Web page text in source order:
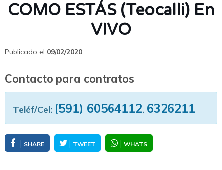
COMO ESTÁS (Teocalli) En
VIVO
Publicado el 09/02/2020
Contacto para contratos
Teléf/Cel: (591) 60564112, 6326211
SHARE TWEET WHATS